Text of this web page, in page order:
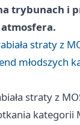
trybunach i
straty z
młodszych
straty z
kategorii